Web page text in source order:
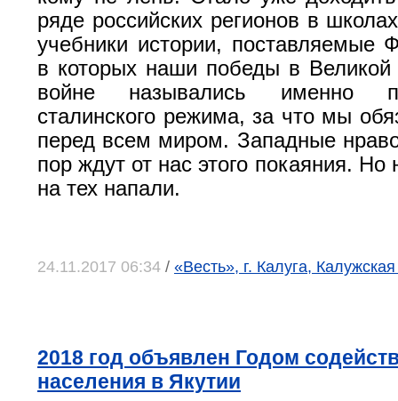
ряде российских регионов в
учебники истории, поставляемые
в которых наши победы в Великой
войне назывались именно
сталинского режима, за что мы
перед всем миром. Западные
пор ждут от нас этого покаяния. Но
на тех напали.
24.11.2017 06:34 / «Весть», г. Калуга,
2018 год объявлен Годом
населения в Якутии